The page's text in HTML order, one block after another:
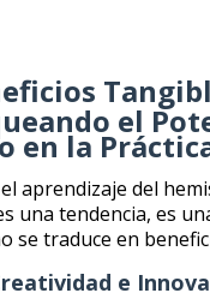
el
en la
aprendizaje del
una tendencia, es
se traduce en
e